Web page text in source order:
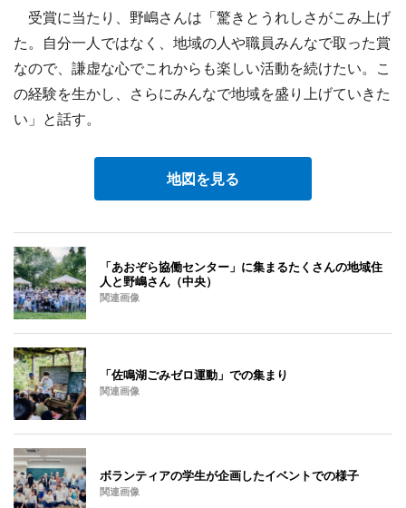
受賞に当たり、野嶋さんは「驚きとうれしさがこみ上げ
た。自分一人ではなく、地域の人や職員みんなで取った賞
なので、謙虚な心でこれからも楽しい活動を続けたい。こ
の経験を生かし、さらにみんなで地域を盛り上げていきた
い」と話す。
地図を見る
「あおぞら協働センター」に集まるたくさんの地域住
人と野嶋さん（中央）
関連画像
「佐鳴湖ごみゼロ運動」での集まり
関連画像
ボランティアの学生が企画したイベントでの様子
関連画像